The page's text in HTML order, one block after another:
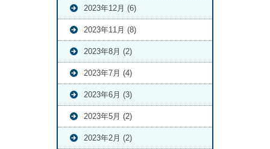
2023年12月 (6)
2023年11月 (8)
2023年8月 (2)
2023年7月 (4)
2023年6月 (3)
2023年5月 (2)
2023年2月 (2)